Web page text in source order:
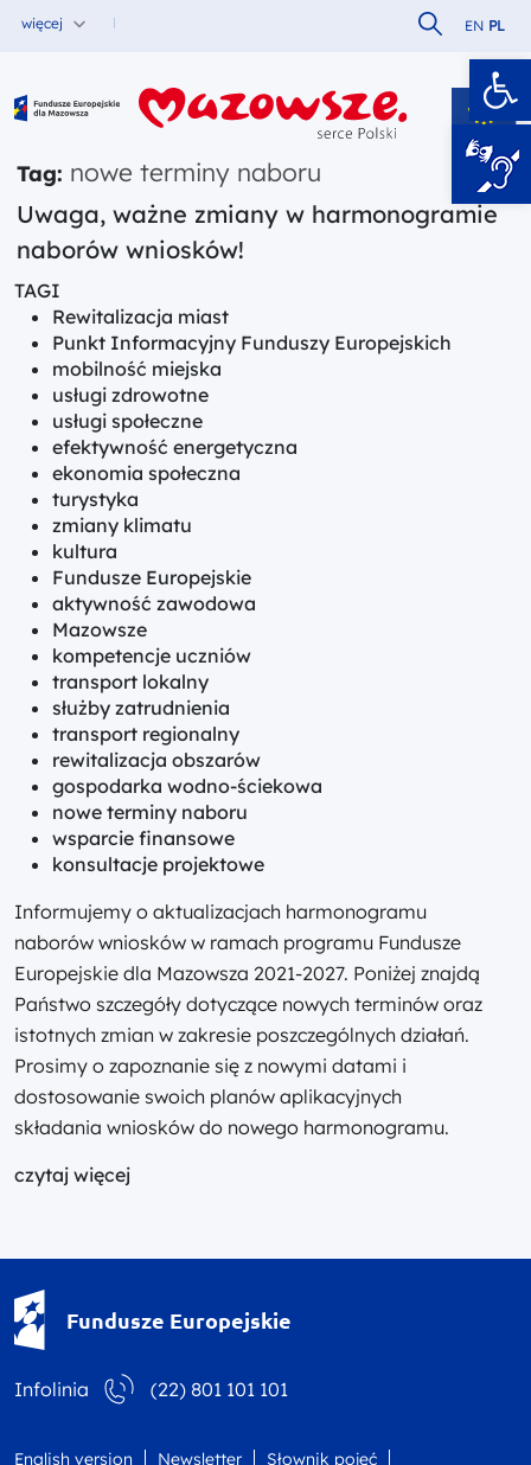
więcej Szukaj w
EN PL
Fundusze Europejskie dla Mazowsza
Tag: nowe terminy naboru
Uwaga, ważne zmiany w harmonogramie
naborów wniosków!
TAGI
Rewitalizacja miast
Punkt Informacyjny Funduszy Europejskich
mobilność miejska
usługi zdrowotne
usługi społeczne
efektywność energetyczna
ekonomia społeczna
turystyka
zmiany klimatu
kultura
Fundusze Europejskie
aktywność zawodowa
Mazowsze
kompetencje uczniów
transport lokalny
służby zatrudnienia
transport regionalny
rewitalizacja obszarów
gospodarka wodno-ściekowa
nowe terminy naboru
wsparcie finansowe
konsultacje projektowe
Informujemy o aktualizacjach harmonogramu
naborów wniosków w ramach programu Fundusze
Europejskie dla Mazowsza 2021-2027. Poniżej znajdą
Państwo szczegóły dotyczące nowych terminów oraz
istotnych zmian w zakresie poszczególnych działań.
Prosimy o zapoznanie się z nowymi datami i
dostosowanie swoich planów aplikacyjnych
składania wniosków do nowego harmonogramu.
czytaj więcej
Fundusze Europejskie
Infolinia (22) 801 101 101
English version Newsletter
Słownik pojęć